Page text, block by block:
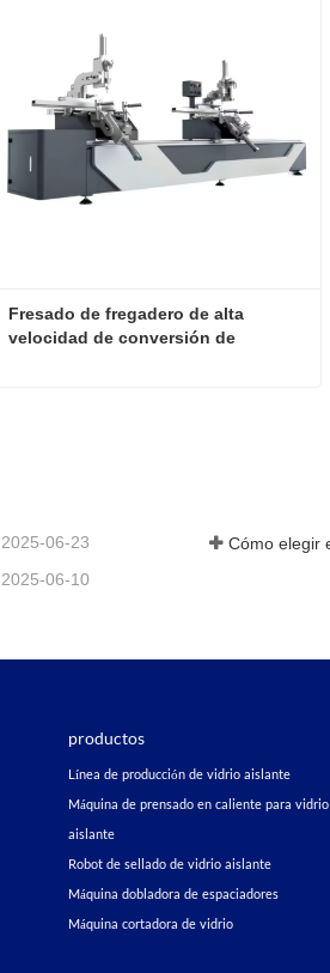
Fresado de fregadero de alta
velocidad de conversión de
2025-06-23
2025-06-10
productos
Línea de producción de vidrio aislante
Máquina de prensado en caliente para vidrio
aislante
Robot de sellado de vidrio aislante
Máquina dobladora de espaciadores
Máquina cortadora de vidrio